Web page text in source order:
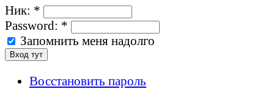
Ник: *
Password: *
Запомнить меня надолго
Восстановить пароль